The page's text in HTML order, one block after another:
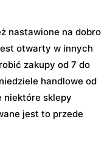
nastawione na dobro
otwarty w innych
zakupy od 7 do
handlowe od
niektóre sklepy
jest to przede